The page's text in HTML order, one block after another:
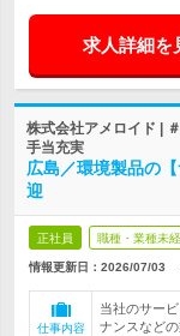
求人詳細を
株式会社アメロイド |
手当充実
広島／環境製品の
迎
正社員 職種・業種未
情報更新日：2026/07/03
仕事内容
当社のサー
ナンスなど